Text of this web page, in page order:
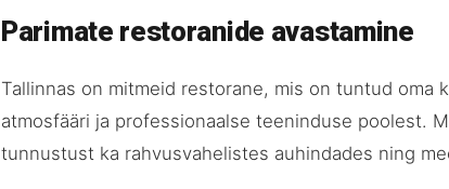
Parimate restoranide avastamine
Tallinnas on mitmeid restorane, mis on tuntud oma
atmosfääri ja professionaalse teeninduse poolest.
tunnustust ka rahvusvahelistes auhindades ning